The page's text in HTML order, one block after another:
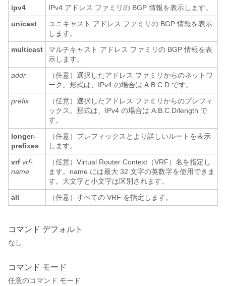
ipv4
IPv4 アドレス ファミリの BGP 情報を表示します。
unicast
ユニキャスト アドレス ファミリの BGP 情報を表示
します。
multicast
マルチキャスト アドレス ファミリの BGP 情報を表
示します。
addr
（任意）選択したアドレス ファミリからのネットワ
ーク。形式は、IPv4 の場合は A.B.C.D です。
prefix
（任意）選択したアドレス ファミリからのプレフィ
ックス。形式は、IPv4 の場合は A.B.C.D/length で
す。
longer-
prefixes
（任意）プレフィックスとより詳しいルートを表示
します。
vrf vrf-
name
（任意）Virtual Router Context（VRF）名を指定し
ます。name には最大 32 文字の英数字を使用できま
す。大文字と小文字は区別されます。
all
（任意）すべての VRF を指定します。
コマンド デフォルト
なし
コマンド モード
任意のコマンド モード